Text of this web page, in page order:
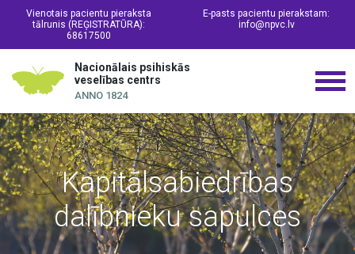
Vienotais pacientu pieraksta
tālrunis (REĢISTRATŪRA):
68617500
E-pasts pacientu pierakstam:
info@npvc.lv
Nacionālais psihiskās
veselības centrs
ANNO 1824
Kapitālsabiedrības
dalībnieku sapulces